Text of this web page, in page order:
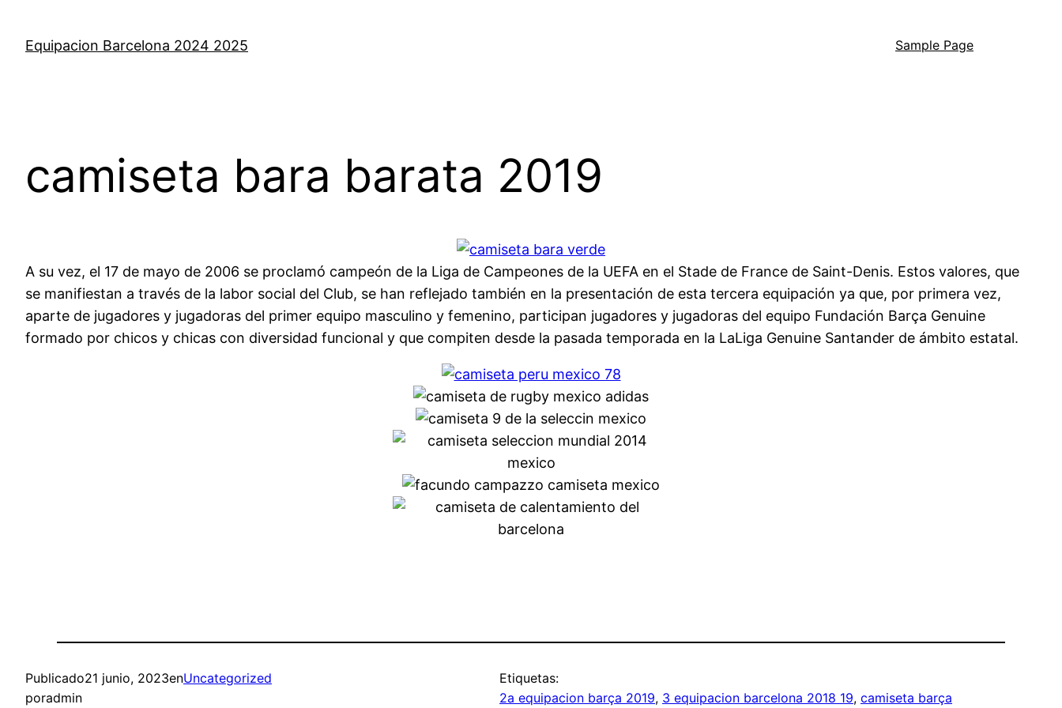
contenido
Equipacion Barcelona 2024 2025 Sample Page
camiseta bara barata 2019
A su vez, el 17 de mayo de 2006 se proclamó campeón de la Liga de Campeones de la UEFA en el Stade de France de Saint-Denis. Estos valores, que
se manifiestan a través de la labor social del Club, se han reflejado también en la presentación de esta tercera equipación ya que, por primera vez,
aparte de jugadores y jugadoras del primer equipo masculino y femenino, participan jugadores y jugadoras del equipo Fundación Barça Genuine
formado por chicos y chicas con diversidad funcional y que compiten desde la pasada temporada en la LaLiga Genuine Santander de ámbito estatal.
Publicado21 junio, 2023enUncategorized
poradmin
Etiquetas:
2a equipacion barça 2019, 3 equipacion barcelona 2018 19, camiseta barça